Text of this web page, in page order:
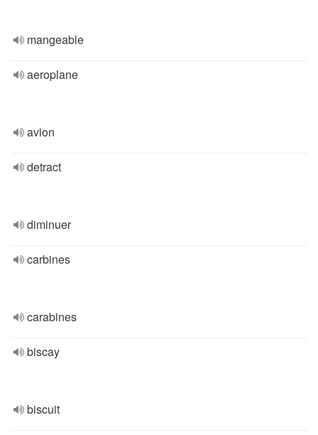
mangeable
aeroplane
avion
detract
diminuer
carbines
carabines
biscay
biscuit